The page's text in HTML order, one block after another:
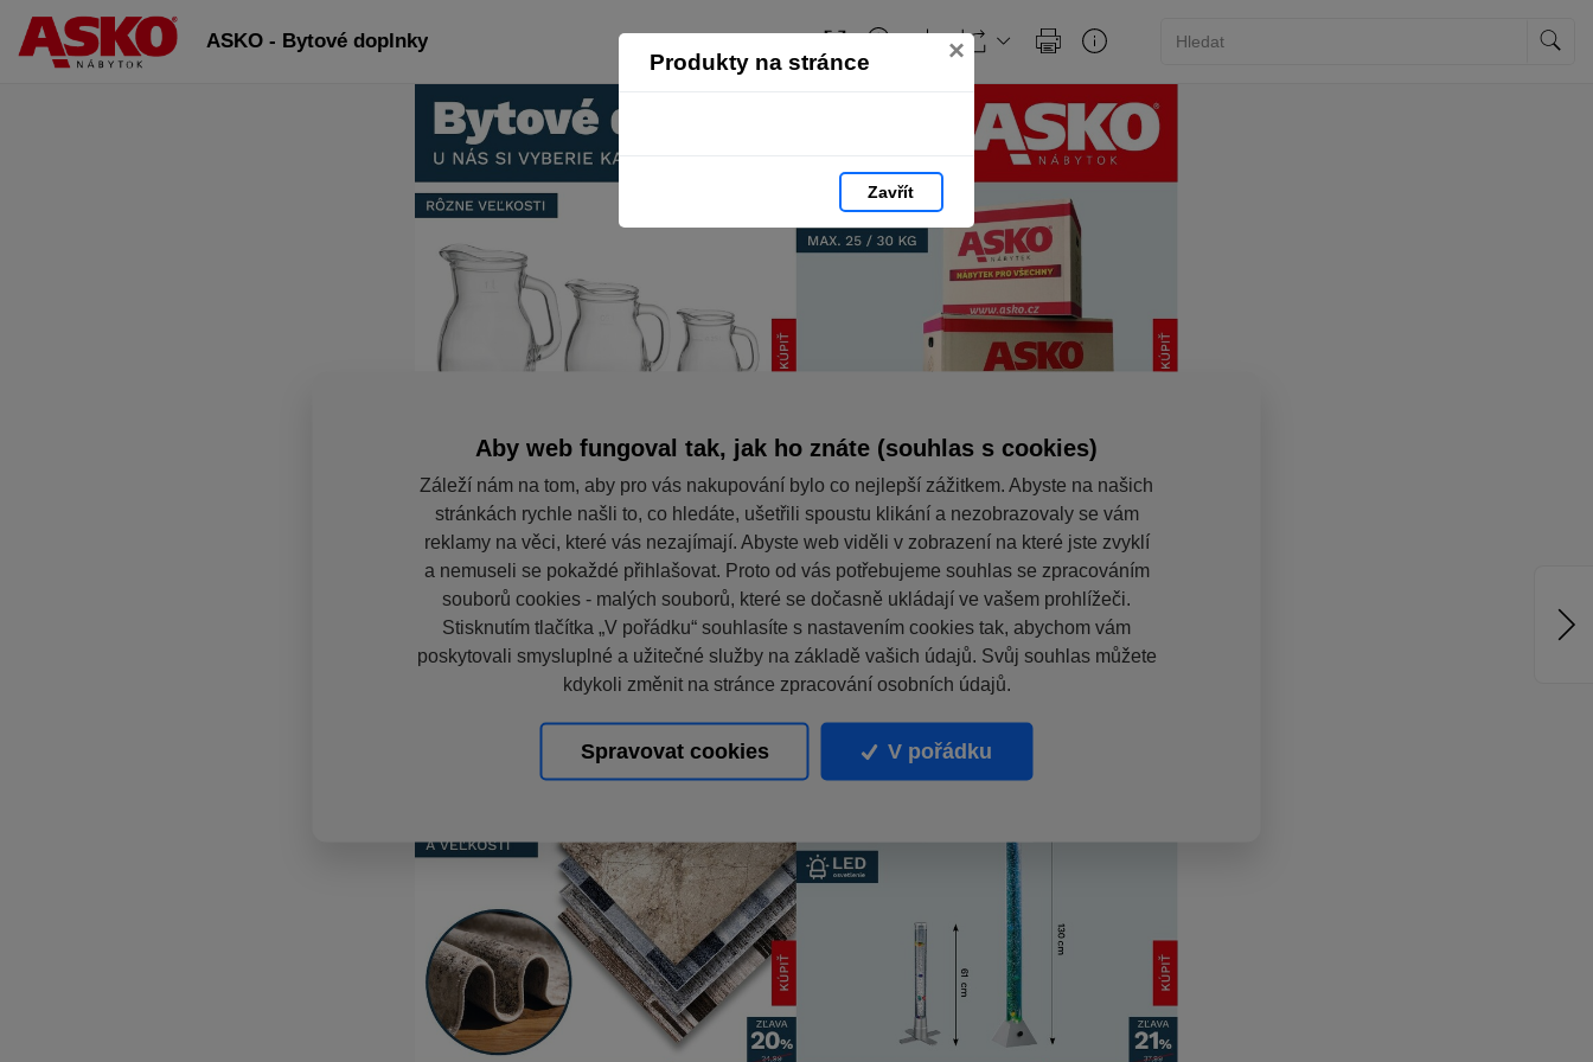
Produkty na stránce ×
Zavřít
ASKO - Bytové doplnky
Aby web fungoval tak, jak ho znáte (souhlas s cookies)
Záleží nám na tom, aby pro vás nakupování bylo co nejlepší zážitkem. Abyste na našich
stránkách rychle našli to, co hledáte, ušetřili spoustu klikání a nezobrazovaly se vám
reklamy na věci, které vás nezajímají. Abyste web viděli v zobrazení na které jste zvyklí
a nemuseli se pokaždé přihlašovat. Proto od vás potřebujeme souhlas se zpracováním
souborů cookies - malých souborů, které se dočasně ukládají ve vašem prohlížeči.
Stisknutím tlačítka „V pořádku“ souhlasíte s nastavením cookies tak, abychom vám
poskytovali smysluplné a užitečné služby na základě vašich údajů. Svůj souhlas můžete
kdykoli změnit na stránce zpracování osobních údajů.
Spravovat cookies V pořádku